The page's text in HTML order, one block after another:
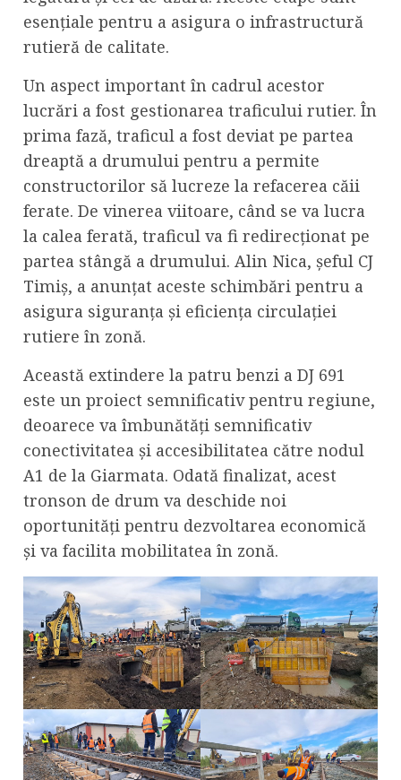
esențiale pentru a asigura o infrastructură
rutieră de calitate.
Un aspect important în cadrul acestor
lucrări a fost gestionarea traficului rutier. În
prima fază, traficul a fost deviat pe partea
dreaptă a drumului pentru a permite
constructorilor să lucreze la refacerea căii
ferate. De vinerea viitoare, când se va lucra
la calea ferată, traficul va fi redirecționat pe
partea stângă a drumului. Alin Nica, șeful CJ
Timiș, a anunțat aceste schimbări pentru a
asigura siguranța și eficiența circulației
rutiere în zonă.
Această extindere la patru benzi a DJ 691
este un proiect semnificativ pentru regiune,
deoarece va îmbunătăți semnificativ
conectivitatea și accesibilitatea către nodul
A1 de la Giarmata. Odată finalizat, acest
tronson de drum va deschide noi
oportunități pentru dezvoltarea economică
și va facilita mobilitatea în zonă.